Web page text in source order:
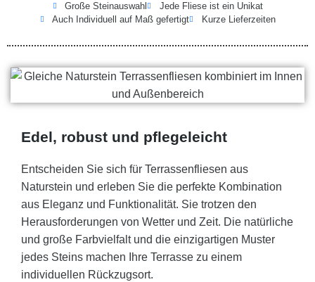
Große Steinauswahl
Jede Fliese ist ein Unikat
Auch Individuell auf Maß gefertigt
Kurze Lieferzeiten
Edel, robust und pflegeleicht
Entscheiden Sie sich für Terrassenfliesen aus
Naturstein und erleben Sie die perfekte Kombination
aus Eleganz und Funktionalität. Sie trotzen den
Herausforderungen von Wetter und Zeit. Die natürliche
und große Farbvielfalt und die einzigartigen Muster
jedes Steins machen Ihre Terrasse zu einem
individuellen Rückzugsort.